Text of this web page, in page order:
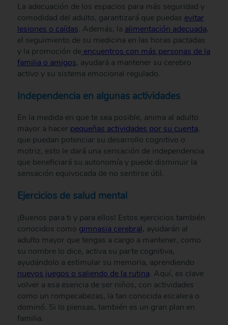
La adecuación de los espacios para más seguridad y
comodidad del adulto, garantizará que puedas evitar
lesiones o caídas. Además, la alimentación adecuada,
el seguimiento de su medicina en las horas pactadas
y la promoción deencuentros con más personas de la
familia o amigos, ayudará a mantener su cerebro
activo y su sistema emocional regulado.
Independencia en algunas actividades
En la medida en que te sea posible, anima al adulto
mayor a hacer pequeñas actividades por su cuenta,
que puedan potenciar su desarrollo cognitivo o
motriz, esto le dará una sensación de independencia
que beneficiará su autonomía y puede disminuir la
sensación equivocada de no sentirse útil.
Ejercicios de salud mental
¡Buenos para ti y para ellos! Estos ejercicios también
conocidos como gimnasia cerebral, ayudarán al
adulto mayor que tengas a cargo a mantener, como
su nombre lo dice, activa su parte cognitiva,
ayudándolo a estimular su memoria, aprendiendo
nuevos juegos o saliendo de la rutina. Aquí, es clave
volver a esa esencia de ser niños, con actividades
como un rompecabezas, la tan conocida escalera o
dominó. Si lo piensas, también es un gran plan en
familia.